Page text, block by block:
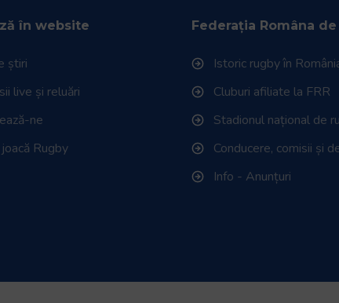
în website
știri
live și reluări
ne
Rugby
Federația Româna
Istoric rugby în
Cluburi afiliate la FRR
Stadionul național de
Conducere, comisii și
Info - Anunțuri